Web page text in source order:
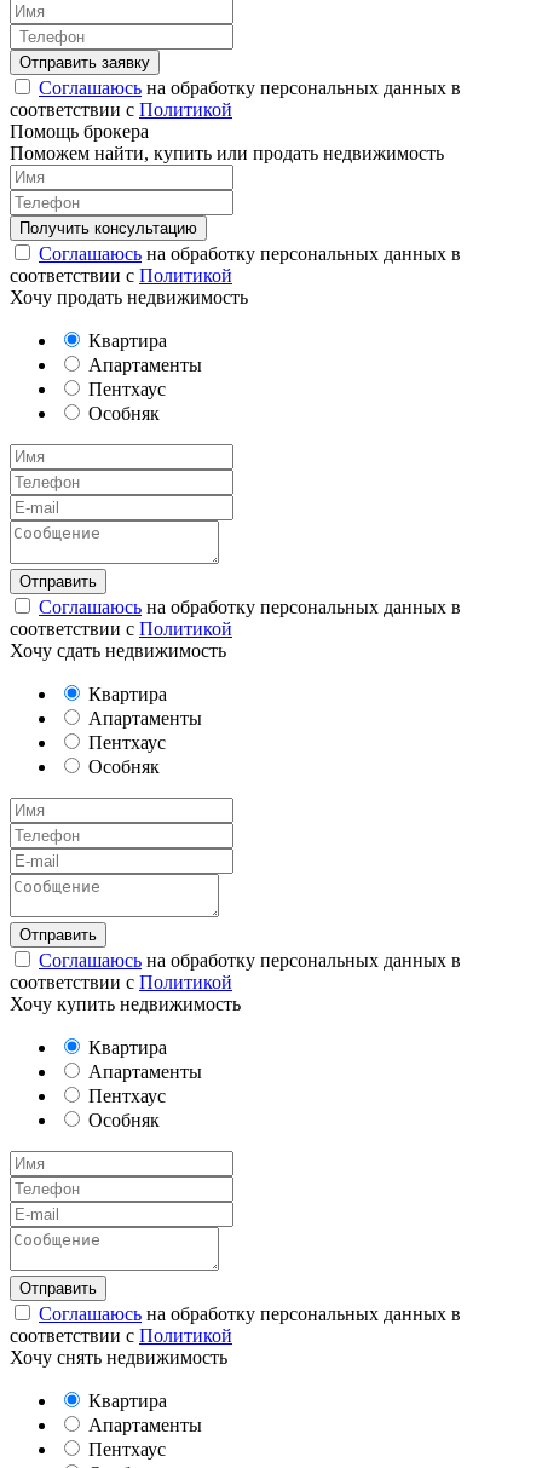
Соглашаюсь на обработку персональных данных в
соответствии с Политикой
Помощь брокера
Поможем найти, купить или продать недвижимость
Соглашаюсь на обработку персональных данных в
соответствии с Политикой
Хочу продать недвижимость
Квартира
Апартаменты
Пентхаус
Особняк
Соглашаюсь на обработку персональных данных в
соответствии с Политикой
Хочу сдать недвижимость
Квартира
Апартаменты
Пентхаус
Особняк
Соглашаюсь на обработку персональных данных в
соответствии с Политикой
Хочу купить недвижимость
Квартира
Апартаменты
Пентхаус
Особняк
Соглашаюсь на обработку персональных данных в
соответствии с Политикой
Хочу снять недвижимость
Квартира
Апартаменты
Пентхаус